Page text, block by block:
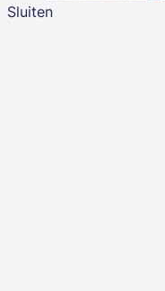
Sluiten